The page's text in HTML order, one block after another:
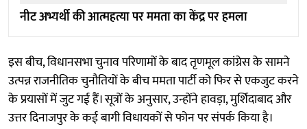
नीट अभ्यर्थी की आत्महत्या पर ममता का केंद्र पर हमला
इस बीच, विधानसभा चुनाव परिणामों के बाद तृणमूल कांग्रेस के सामने
उत्पन्न राजनीतिक चुनौतियों के बीच ममता पार्टी को फिर से एकजुट करने
के प्रयासों में जुट गई हैं। सूत्रों के अनुसार, उन्होंने हावड़ा, मुर्शिदाबाद और
उत्तर दिनाजपुर के कई बागी विधायकों से फोन पर संपर्क किया है।